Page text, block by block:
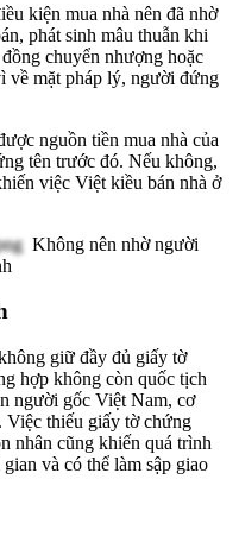
kiện mua nhà nên đã nhờ
phát sinh mâu thuẫn khi
chuyển nhượng hoặc
về mặt pháp lý, người đứng
nguồn tiền mua nhà của
tên trước đó. Nếu không,
việc Việt kiều bán nhà ở
Không nên nhờ người
giữ đầy đủ giấy tờ
hợp không còn quốc tịch
người gốc Việt Nam, cơ
Việc thiếu giấy tờ chứng
nhân cũng khiến quá trình
và có thể làm sập giao